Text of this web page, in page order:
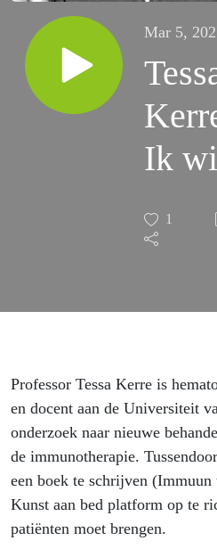
Mar 5,
Ik
1
Professor Tessa Kerre is
en docent aan de Universiteit
onderzoek naar nieuwe
de immunotherapie.
een boek te schrijven (Immuun
Kunst aan bed platform op te
patiënten moet brengen.